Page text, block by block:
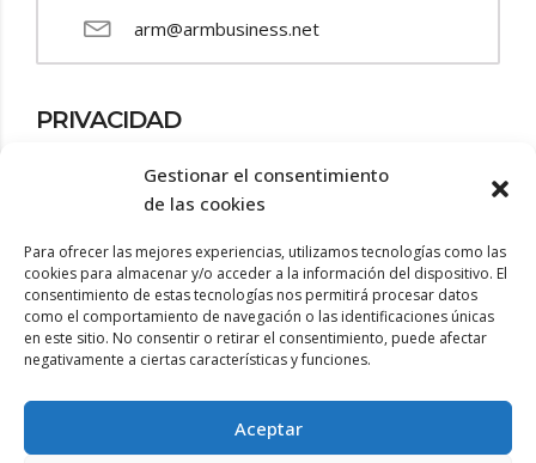
Gestionar el consentimiento
de las cookies
Para ofrecer las mejores experiencias, utilizamos tecnologías como las
cookies para almacenar y/o acceder a la información del dispositivo. El
consentimiento de estas tecnologías nos permitirá procesar datos
como el comportamiento de navegación o las identificaciones únicas
en este sitio. No consentir o retirar el consentimiento, puede afectar
negativamente a ciertas características y funciones.
Aceptar
arm@armbusiness.net
PRIVACIDAD
Política de privacidad
Política de cookies
Accesibilidad